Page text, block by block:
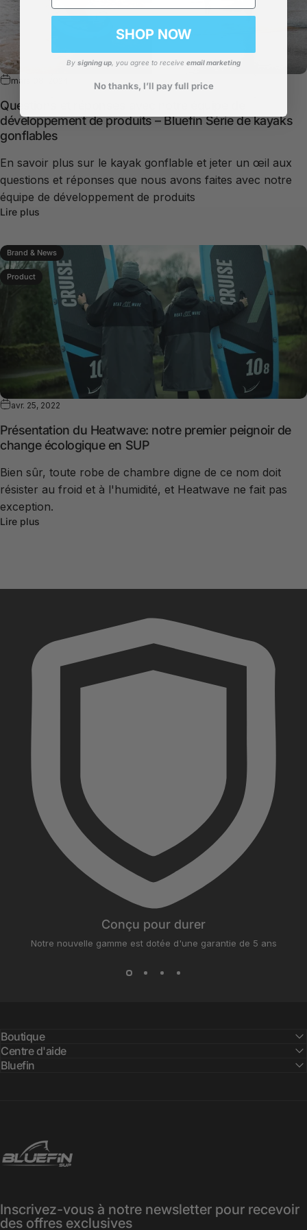
mars 08, 2024
Questions et réponses avec notre équipe de
développement de produits –BluefinSérie de kayaks
gonflables
En savoir plus sur le kayak gonflable et jeter un œil aux
questions et réponses que nous avons faites avec notre
équipe de développement de produits
Lire plus
Brand & News
Product
avr. 25, 2022
Présentation du Heatwave: notre premier peignoir de
change écologique en SUP
Bien sûr, toute robe de chambre digne de ce nom doit
résister au froid et à l'humidité, et Heatwave ne fait pas
exception.
Lire plus
Conçu pour durer
Notre nouvelle gamme est dotée d'une garantie de 5 ans
Boutique
Centre d'aide
Bluefin
Bluefin SUP
Inscrivez-vous à notre newsletter pour recevoir
des offres exclusives
SHOP NOW
By signing up , you agree to receive email marketing
No thanks, I’ll pay full price